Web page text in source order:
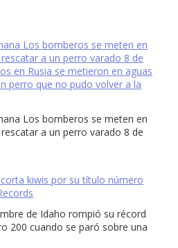
Los bomberos se meten en
a un perro varado 8 de
en Rusia se metieron en aguas
perro que no pudo volver a la
Los bomberos se meten en
a un perro varado 8 de
kiwis por su título número
de Idaho rompió su récord
200 cuando se paró sobre una